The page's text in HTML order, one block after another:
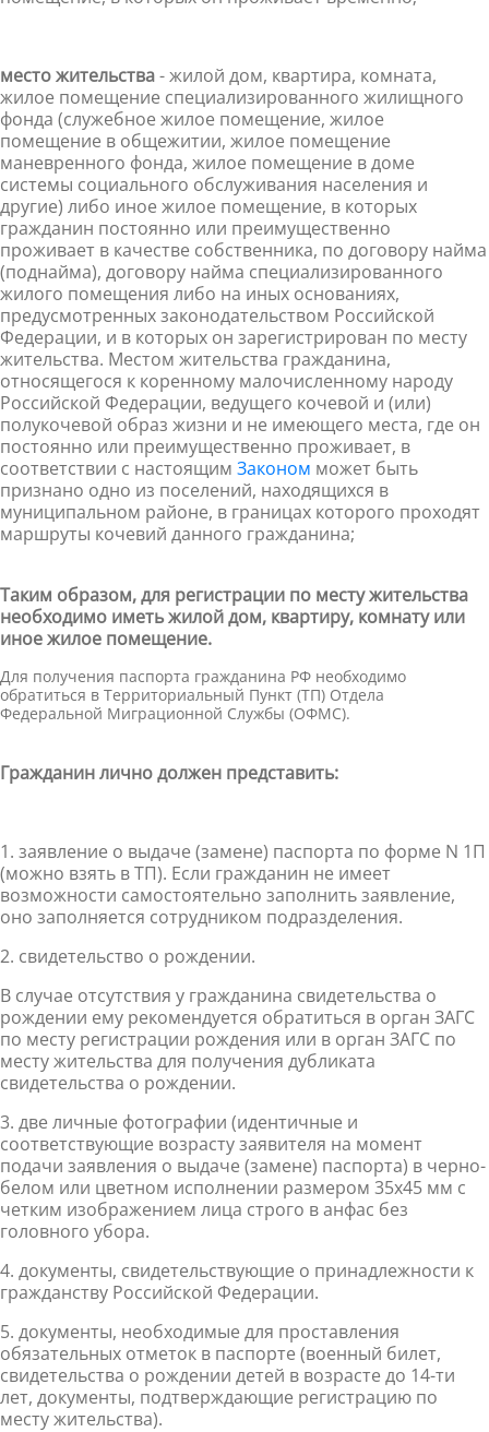
место жительства-жилой дом, квартира, комната,
жилое помещение специализированного жилищного
фонда (служебное жилое помещение, жилое
помещение в общежитии, жилое помещение
маневренного фонда, жилое помещение в доме
системы социального обслуживания населения и
другие) либо иное жилое помещение, в которых
гражданин постоянно или преимущественно
проживает в качестве собственника, по договору найма
(поднайма), договору найма специализированного
жилого помещения либо на иных основаниях,
предусмотренных законодательством Российской
Федерации, и в которых он зарегистрирован по месту
жительства. Местом жительства гражданина,
относящегося к коренному малочисленному народу
Российской Федерации, ведущего кочевой и (или)
полукочевой образ жизни и не имеющего места, где он
постоянно или преимущественно проживает, в
соответствии с настоящим Законом может быть
признано одно из поселений, находящихся в
муниципальном районе, в границах которого проходят
маршруты кочевий данного гражданина;
Таким образом, для регистрации по месту жительства
необходимо иметь жилой дом, квартиру, комнату или
иное жилое помещение.
Для получения паспорта гражданина РФ необходимо
обратиться в Территориальный Пункт (ТП) Отдела
Федеральной Миграционной Службы (ОФМС).
Гражданин лично должен представить:
1.​ заявление о выдаче (замене) паспорта по форме N 1П
(можно взять в ТП). Если гражданин не имеет
возможности самостоятельно заполнить заявление,
оно заполняется сотрудником подразделения.
2.​ свидетельство о рождении.
В случае отсутствия у гражданина свидетельства о
рождении ему рекомендуется обратиться в орган ЗАГС
по месту регистрации рождения или в орган ЗАГС по
месту жительства для получения дубликата
свидетельства о рождении.
3.​ две личные фотографии (идентичные и
соответствующие возрасту заявителя на момент
подачи заявления о выдаче (замене) паспорта) в черно-
белом или цветном исполнении размером 35х45 мм с
четким изображением лица строго в анфас без
головного убора.
4.​ документы, свидетельствующие о принадлежности к
гражданству Российской Федерации.
5.​ документы, необходимые для проставления
обязательных отметок в паспорте (военный билет,
свидетельства о рождении детей в возрасте до 14-ти
лет, документы, подтверждающие регистрацию по
месту жительства).